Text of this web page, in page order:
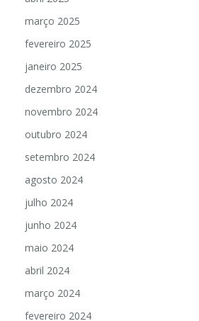
março 2025
fevereiro 2025
janeiro 2025
dezembro 2024
novembro 2024
outubro 2024
setembro 2024
agosto 2024
julho 2024
junho 2024
maio 2024
abril 2024
março 2024
fevereiro 2024